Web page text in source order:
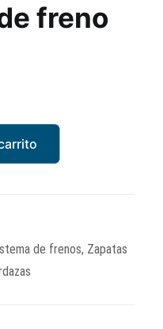
freno
de frenos, Zapatas